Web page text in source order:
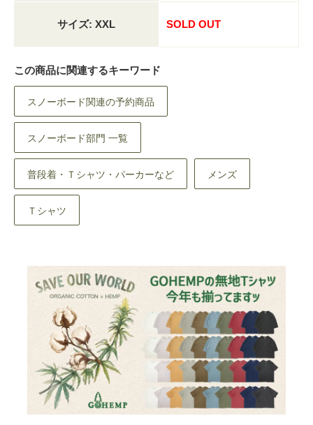
サイズ: XXL SOLD OUT
この商品に関連するキーワード
スノーボード関連の予約商品
スノーボード部門 一覧
普段着・Ｔシャツ・パーカーなど メンズ
Ｔシャツ